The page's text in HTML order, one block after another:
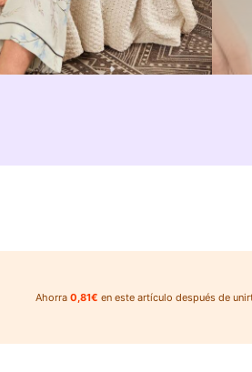
Ahorra 0,81€ en este artículo después de